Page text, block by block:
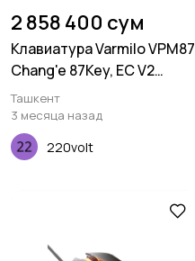
2 858 400 сум
Клавиатура Varmilo VPM87
Chang'e 87Key, EC V2
Sakura, USB-A, EN, White
Led, Синий
Ташкент
3 месяца назад
220volt